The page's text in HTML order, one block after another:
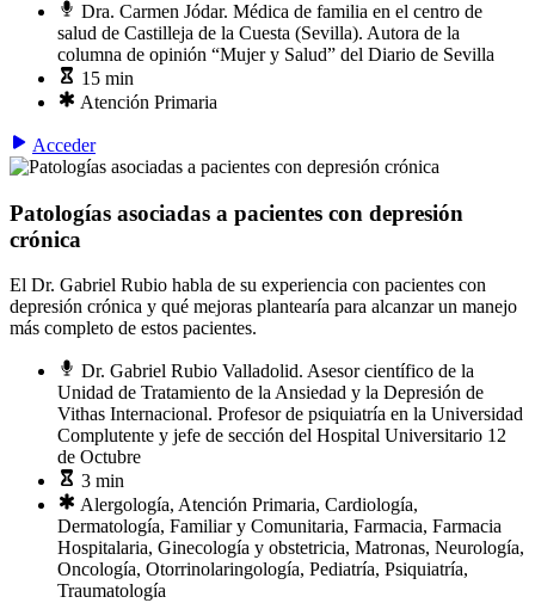
Dra. Carmen Jódar. Médica de familia en el centro de
salud de Castilleja de la Cuesta (Sevilla). Autora de la
columna de opinión “Mujer y Salud” del Diario de Sevilla
15 min
Atención Primaria
Acceder
Patologías asociadas a pacientes con depresión
crónica
El Dr. Gabriel Rubio habla de su experiencia con pacientes con
depresión crónica y qué mejoras plantearía para alcanzar un manejo
más completo de estos pacientes.
Dr. Gabriel Rubio Valladolid. Asesor científico de la
Unidad de Tratamiento de la Ansiedad y la Depresión de
Vithas Internacional. Profesor de psiquiatría en la Universidad
Complutente y jefe de sección del Hospital Universitario 12
de Octubre
3 min
Alergología, Atención Primaria, Cardiología,
Dermatología, Familiar y Comunitaria, Farmacia, Farmacia
Hospitalaria, Ginecología y obstetricia, Matronas, Neurología,
Oncología, Otorrinolaringología, Pediatría, Psiquiatría,
Traumatología